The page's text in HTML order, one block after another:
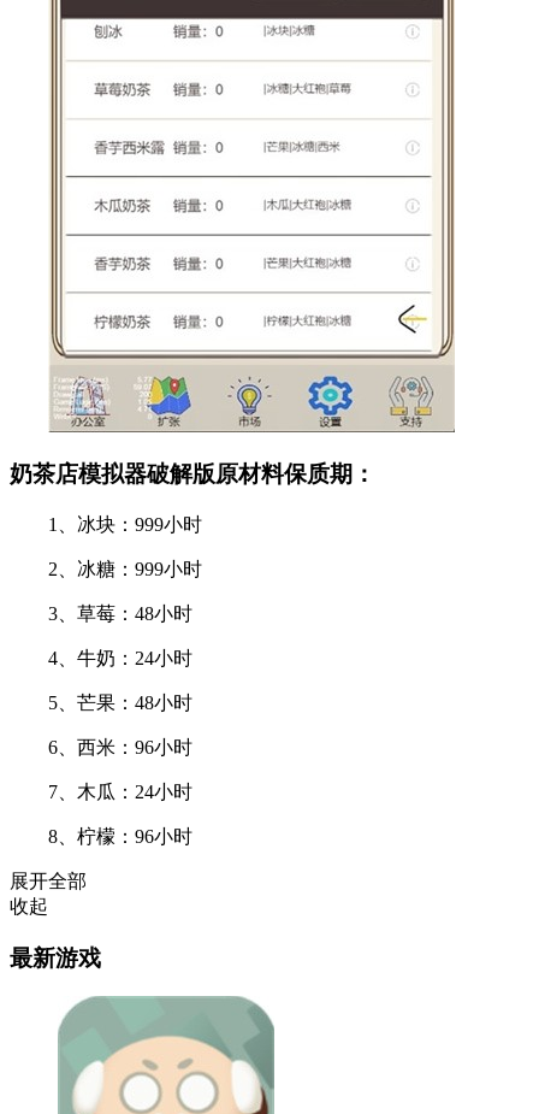
奶茶店模拟器破解版原材料保质期：
1、冰块：999小时
2、冰糖：999小时
3、草莓：48小时
4、牛奶：24小时
5、芒果：48小时
6、西米：96小时
7、木瓜：24小时
8、柠檬：96小时
展开全部
收起
最新游戏